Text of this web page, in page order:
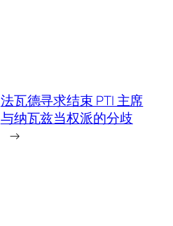
法瓦德寻求结束 PTI 主席
与纳瓦兹当权派的分歧
→